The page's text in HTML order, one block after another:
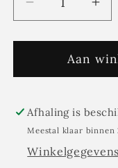
Aantal
verlagen
voor
Ydence
-
TOP
SHIRLEY
BURGUNDY
-
Aan
Afhaling is
Meestal klaar binnen